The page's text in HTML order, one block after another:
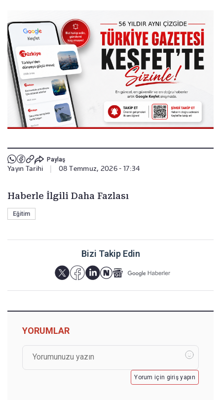
Paylaş
Yayın Tarihi 08 Temmuz, 2026 - 17:34
Haberle İlgili Daha Fazlası
Eğitim
Bizi Takip Edin
YORUMLAR
Yorum için giriş yapın